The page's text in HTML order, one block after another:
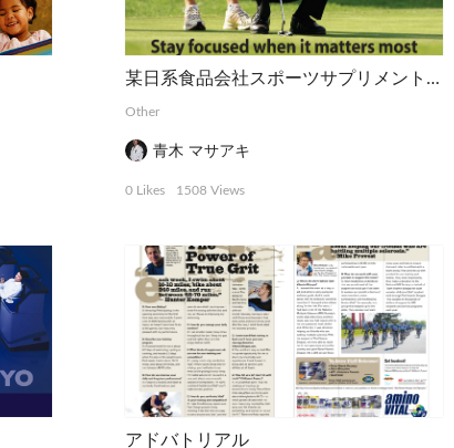
某日系食品会社スポーツサプリメントの雑誌広告
Other
青木 マサアキ
0 Likes 1508 Views
アドバトリアル